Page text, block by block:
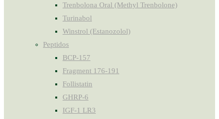
Trenbolona Oral (Methyl Trenbolone)
Turinabol
Winstrol (Estanozolol)
Peptidos
BCP-157
Fragment 176-191
Follistatin
GHRP-6
IGF-1 LR3